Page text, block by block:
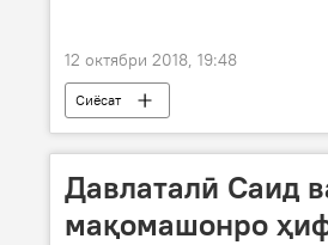
12 октябри 2018, 19:48
Сиёсат
Давлаталӣ Саид
мақомашонро